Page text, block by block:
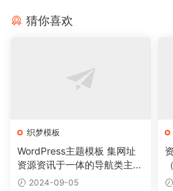
猜你喜欢
织梦模板
WordPress主题模板 集网址
资源资讯于一体的导航类主题
导航主题垂直行业模板
2024-09-05